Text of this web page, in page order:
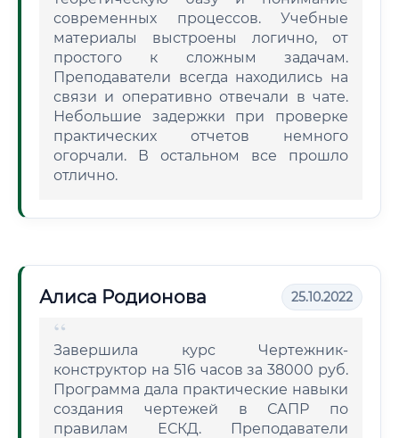
современных процессов. Учебные
материалы выстроены логично, от
простого к сложным задачам.
Преподаватели всегда находились на
связи и оперативно отвечали в чате.
Небольшие задержки при проверке
практических отчетов немного
огорчали. В остальном все прошло
отлично.
Алиса Родионова 25.10.2022
Завершила курс Чертежник-
конструктор на 516 часов за 38000 руб.
Программа дала практические навыки
создания чертежей в САПР по
правилам ЕСКД. Преподаватели